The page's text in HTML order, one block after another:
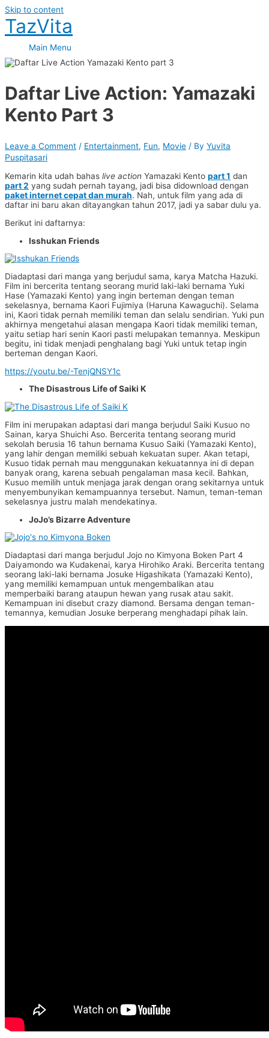
Skip to content
TazVita
Main Menu
Daftar Live Action: Yamazaki
Kento Part 3
Leave a Comment / Entertainment, Fun, Movie / By Yuvita
Puspitasari
Kemarin kita udah bahas live action Yamazaki Kento part 1 dan
part 2 yang sudah pernah tayang, jadi bisa didownload dengan
paket internet cepat dan murah. Nah, untuk film yang ada di
daftar ini baru akan ditayangkan tahun 2017, jadi ya sabar dulu ya.
Berikut ini daftarnya:
Isshukan Friends
Diadaptasi dari manga yang berjudul sama, karya Matcha Hazuki.
Film ini bercerita tentang seorang murid laki-laki bernama Yuki
Hase (Yamazaki Kento) yang ingin berteman dengan teman
sekelasnya, bernama Kaori Fujimiya (Haruna Kawaguchi). Selama
ini, Kaori tidak pernah memiliki teman dan selalu sendirian. Yuki pun
akhirnya mengetahui alasan mengapa Kaori tidak memiliki teman,
yaitu setiap hari senin Kaori pasti melupakan temannya. Meskipun
begitu, ini tidak menjadi penghalang bagi Yuki untuk tetap ingin
berteman dengan Kaori.
https://youtu.be/-TenjQNSY1c
The Disastrous Life of Saiki K
Film ini merupakan adaptasi dari manga berjudul Saiki Kusuo no
Sainan, karya Shuichi Aso. Bercerita tentang seorang murid
sekolah berusia 16 tahun bernama Kusuo Saiki (Yamazaki Kento),
yang lahir dengan memiliki sebuah kekuatan super. Akan tetapi,
Kusuo tidak pernah mau menggunakan kekuatannya ini di depan
banyak orang, karena sebuah pengalaman masa kecil. Bahkan,
Kusuo memilih untuk menjaga jarak dengan orang sekitarnya untuk
menyembunyikan kemampuannya tersebut. Namun, teman-teman
sekelasnya justru malah mendekatinya.
JoJo’s Bizarre Adventure
Diadaptasi dari manga berjudul Jojo no Kimyona Boken Part 4
Daiyamondo wa Kudakenai, karya Hirohiko Araki. Bercerita tentang
seorang laki-laki bernama Josuke Higashikata (Yamazaki Kento),
yang memiliki kemampuan untuk mengembalikan atau
memperbaiki barang ataupun hewan yang rusak atau sakit.
Kemampuan ini disebut crazy diamond. Bersama dengan teman-
temannya, kemudian Josuke berperang menghadapi pihak lain.